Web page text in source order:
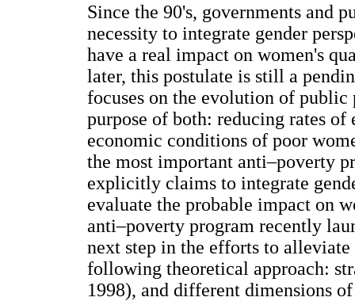
Since the 90's, governments and
necessity to integrate gender
have a real impact on women's
later, this postulate is still a
focuses on the evolution of
purpose of both: reducing rates
economic conditions of poor
the most important anti–poverty
explicitly claims to integrate
evaluate the probable impact on
anti–poverty program recently
next step in the efforts to
following theoretical approach:
1998), and different dimensions